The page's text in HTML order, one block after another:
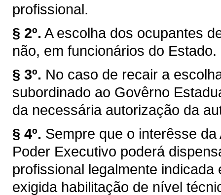
profissional.
§ 2º. A escolha dos ocupantes
não, em funcionários do Estado.
§ 3º. No caso de recair a
subordinado ao Govêrno
da necessária autorização da
§ 4º. Sempre que o interêsse
Poder Executivo poderá
profissional legalmente
exigida habilitação de nível